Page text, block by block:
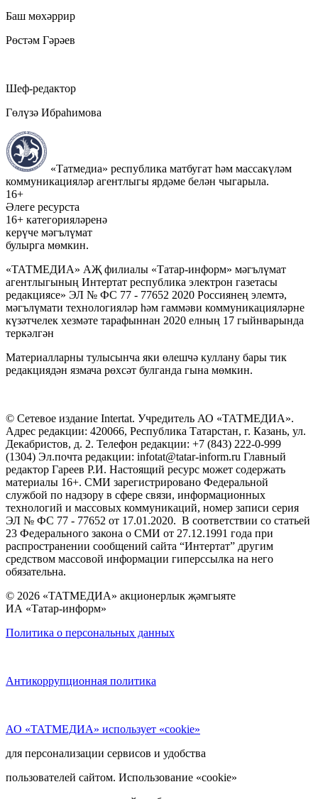
Баш мөхәррир
Рөстәм Гәрәев
Шеф-редактор
Гөлүзә Ибраһимова
«Татмедиа» республика матбугат һәм массакүләм
коммуникацияләр агентлыгы ярдәме белән чыгарыла.
16+
Әлеге ресурста
16+ категорияләренә
керүче мәгълүмат
булырга мөмкин.
«ТАТМЕДИА» АҖ филиалы «Татар-информ» мәгълүмат
агентлыгының Интертат республика электрон газетасы
редакциясе» ЭЛ № ФС 77 - 77652 2020 Россиянең элемтә,
мәгълүмати технологияләр һәм гаммәви коммуникацияләрне
күзәтчелек хезмәте тарафыннан 2020 елның 17 гыйнварында
теркәлгән
Материалларны тулысынча яки өлешчә куллану бары тик
редакциядән язмача рөхсәт булганда гына мөмкин.
© Сетевое издание Intertat. Учредитель АО «ТАТМЕДИА».
Адрес редакции: 420066, Республика Татарстан, г. Казань, ул.
Декабристов, д. 2. Телефон редакции: +7 (843) 222-0-999
(1304) Эл.почта редакции: infotat@tatar-inform.ru Главный
редактор Гареев Р.И. Настоящий ресурс может содержать
материалы 16+. СМИ зарегистрировано Федеральной
службой по надзору в сфере связи, информационных
технологий и массовых коммуникаций, номер записи серия
ЭЛ № ФС 77 - 77652 от 17.01.2020. В соответствии со статьей
23 Федерального закона о СМИ от 27.12.1991 года при
распространении сообщений сайта “Интертат” другим
средством массовой информации гиперссылка на него
обязательна.
© 2026 «ТАТМЕДИА» акционерлык җәмгыяте
ИА «Татар-информ»
Политика о персональных данных
Антикоррупционная политика
АО «ТАТМЕДИА» использует «cookie»
для персонализации сервисов и удобства
пользователей сайтом. Использование «cookie»